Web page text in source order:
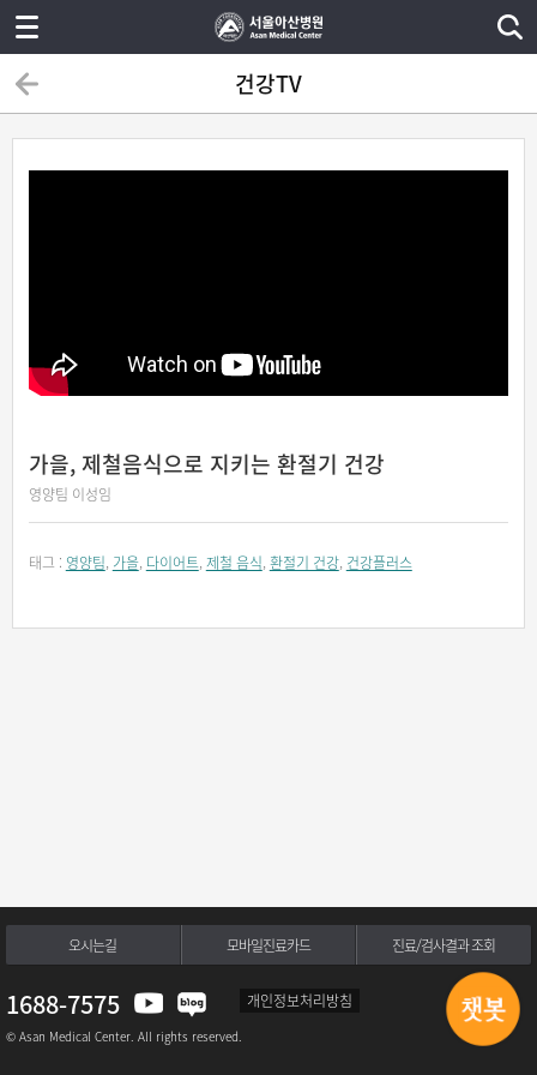
건강TV
가을, 제철음식으로 지키는 환절기 건강
영양팀 이성임
태그 : 영양팀, 가을, 다이어트, 제철 음식, 환절기 건강, 건강플러스
오시는길 모바일진료카드 진료/검사결과 조회
1688-7575 개인정보처리방침
© Asan Medical Center. All rights reserved.